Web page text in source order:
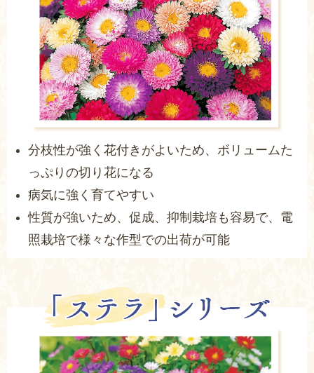
分枝性が強く花付きがよいため、ボリュームた
っぷりの切り花になる
病気に強く育てやすい
性質が強いため、促成、抑制栽培も容易で、電
照栽培で様々な作型での出荷が可能